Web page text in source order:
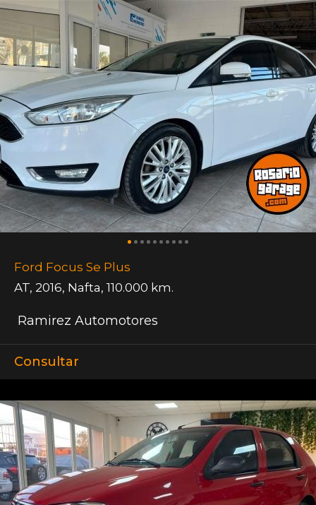
Ford Focus Se Plus
AT, 2016, Nafta, 110.000 km.
Ramirez Automotores
Consultar